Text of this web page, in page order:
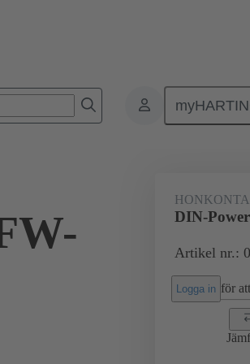
DIN-
Artikel nr.:
Logga in för